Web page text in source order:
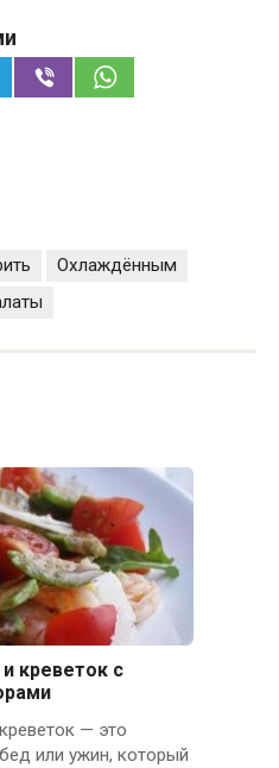
Охлаждённым
креветок с
— это
или ужин, который